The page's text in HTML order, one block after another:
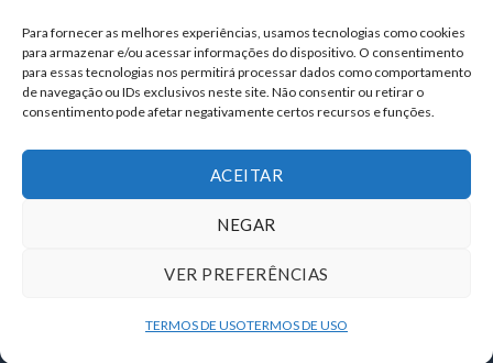
Para fornecer as melhores experiências, usamos tecnologias como cookies
para armazenar e/ou acessar informações do dispositivo. O consentimento
para essas tecnologias nos permitirá processar dados como comportamento
de navegação ou IDs exclusivos neste site. Não consentir ou retirar o
consentimento pode afetar negativamente certos recursos e funções.
ACEITAR
NEGAR
VER PREFERÊNCIAS
TERMOS DE USOTERMOS DE USO
Copyright 2026 ©portalcontexto.com.br